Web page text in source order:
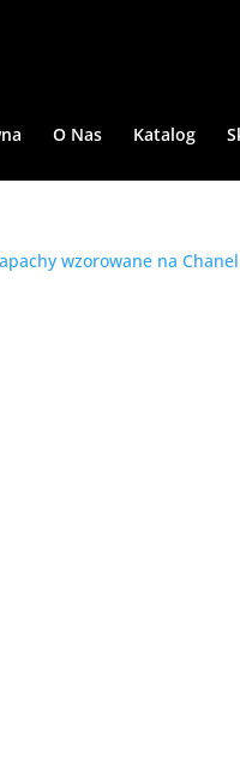
O Nas Katalog
wzorowane na Chanel